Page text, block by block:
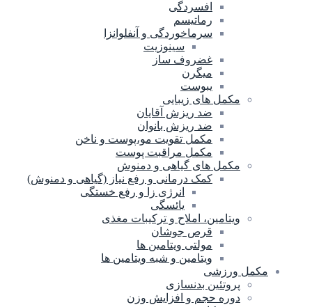
افسردگی
رماتیسم
سرماخوردگی و آنفلوانزا
سینوزیت
غضروف ساز
میگرن
یبوست
مکمل های زیبایی
ضد ریزش آقایان
ضد ریزش بانوان
مکمل تقویت مو،پوست و ناخن
مکمل مراقبت پوست
مکمل های گیاهی و دمنوش
کمک درمانی و رفع نیاز (گیاهی و دمنوش)
انرژی زا و رفع خستگی
یائسگی
ویتامین، املاح و ترکیبات مغذی
قرص جوشان
مولتی ویتامین ها
ویتامین و شبه ویتامین ها
مکمل ورزشی
پروتئین بدنسازی
دوره حجم و افزایش وزن